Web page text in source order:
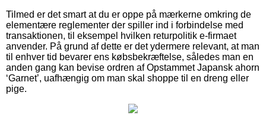
Tilmed er det smart at du er oppe på mærkerne omkring de
elementære reglementer der spiller ind i forbindelse med
transaktionen, til eksempel hvilken returpolitik e-firmaet
anvender. På grund af dette er det ydermere relevant, at man
til enhver tid bevarer ens købsbekræftelse, således man en
anden gang kan bevise ordren af Opstammet Japansk ahorn
‘Garnet’, uafhængig om man skal shoppe til en dreng eller
pige.